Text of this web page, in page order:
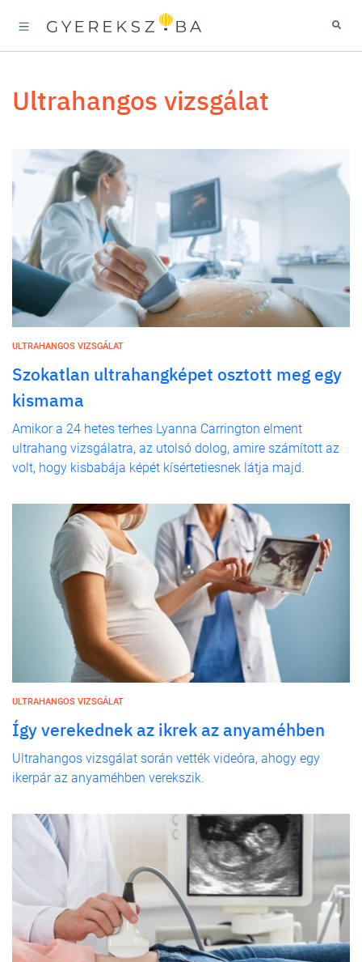
ultrahangos vizsgálat
ULTRAHANGOS VIZSGÁLAT
Szokatlan ultrahangképet osztott meg egy
kismama
Amikor a 24 hetes terhes Lyanna Carrington elment
ultrahang vizsgálatra, az utolsó dolog, amire számított az
volt, hogy kisbabája képét kísértetiesnek látja majd.
ULTRAHANGOS VIZSGÁLAT
Így verekednek az ikrek az anyaméhben
Ultrahangos vizsgálat során vették videóra, ahogy egy
ikerpár az anyaméhben verekszik.